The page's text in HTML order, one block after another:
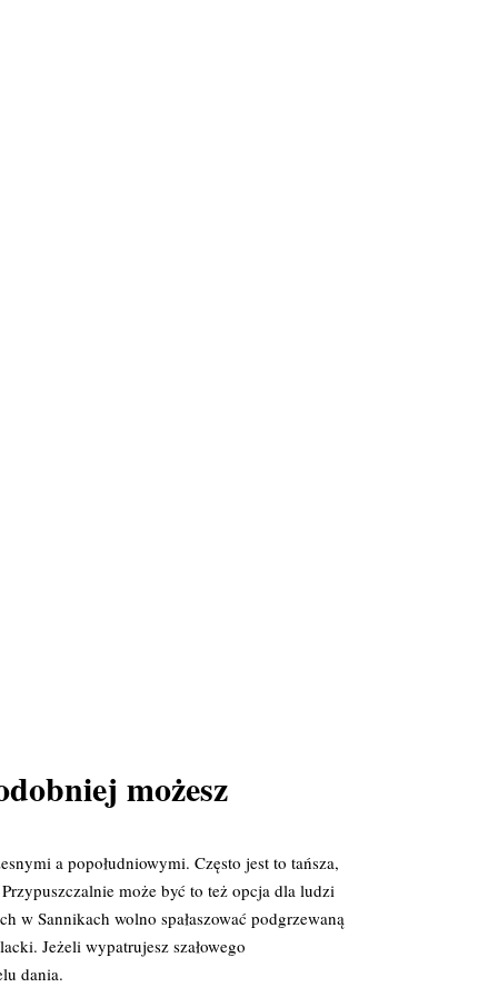
możesz
a popołudniowymi. Często jest to tańsza,
może być to też opcja dla ludzi
w Sannikach wolno spałaszować podgrzewaną
Jeżeli wypatrujesz szałowego
dania.